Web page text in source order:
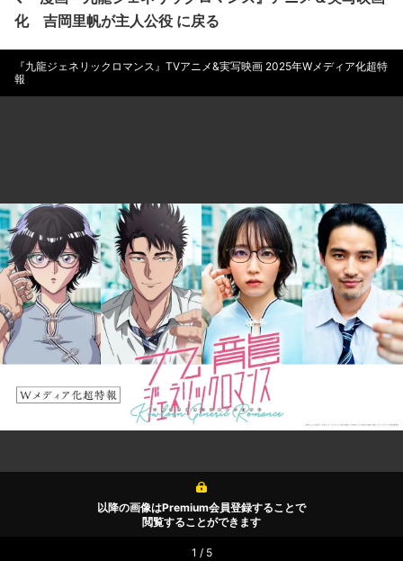
化 吉岡里帆が主人公役 に戻る
『九龍ジェネリックロマンス』TVアニメ&実写映画 2025年Wメディア化超特
報
以降の画像はPremium会員登録することで
閲覧することができます
1 / 5